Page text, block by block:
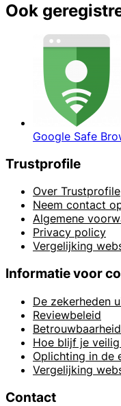
Ook
Google Safe
Trustprofile
Over Trustprofile
Neem contact
Algemene
Privacy policy
Vergelijking
Informatie voor
De zekerheden
Reviewbeleid
Hoe blijf je
Oplichting in de
Vergelijking
Contact